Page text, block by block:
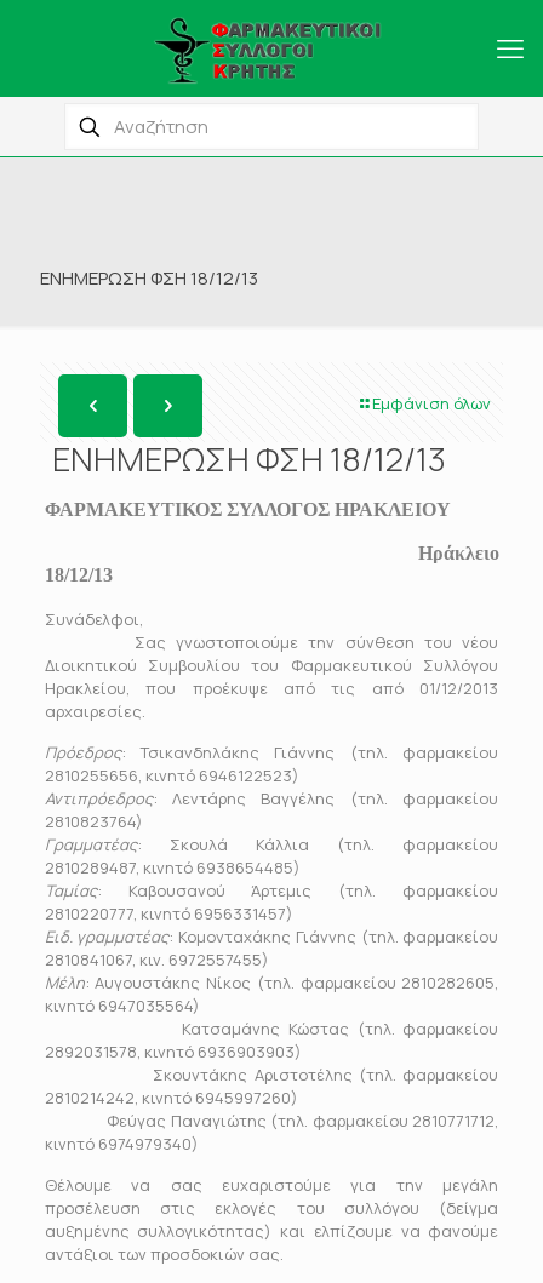
ΕΝΗΜΕΡΩΣΗ ΦΣΗ 18/12/13
Εμφάνιση όλων
ΕΝΗΜΕΡΩΣΗ ΦΣΗ 18/12/13
ΦΑΡΜΑΚΕΥΤΙΚΟΣ ΣΥΛΛΟΓΟΣ ΗΡΑΚΛΕΙΟΥ
Ηράκλειο
18/12/13
Συνάδελφοι,
Σας γνωστοποιούμε την σύνθεση του νέου
Διοικητικού Συμβουλίου του Φαρμακευτικού Συλλόγου
Ηρακλείου, που προέκυψε από τις από 01/12/2013
αρχαιρεσίες.
Πρόεδρος: Τσικανδηλάκης Γιάννης (τηλ. φαρμακείου
2810255656, κινητό 6946122523)
Αντιπρόεδρος: Λεντάρης Βαγγέλης (τηλ. φαρμακείου
2810823764)
Γραμματέας: Σκουλά Κάλλια (τηλ. φαρμακείου
2810289487, κινητό 6938654485)
Ταμίας: Καβουσανού Άρτεμις (τηλ. φαρμακείου
2810220777, κινητό 6956331457)
Ειδ. γραμματέας: Κομονταχάκης Γιάννης (τηλ. φαρμακείου
2810841067, κιν. 6972557455)
Μέλη: Αυγουστάκης Νίκος (τηλ. φαρμακείου 2810282605,
κινητό 6947035564)
Κατσαμάνης Κώστας (τηλ. φαρμακείου
2892031578, κινητό 6936903903)
Σκουντάκης Αριστοτέλης (τηλ. φαρμακείου
2810214242, κινητό 6945997260)
Φεύγας Παναγιώτης (τηλ. φαρμακείου 2810771712,
κινητό 6974979340)
Θέλουμε να σας ευχαριστούμε για την μεγάλη
προσέλευση στις εκλογές του συλλόγου (δείγμα
αυξημένης συλλογικότητας) και ελπίζουμε να φανούμε
αντάξιοι των προσδοκιών σας.